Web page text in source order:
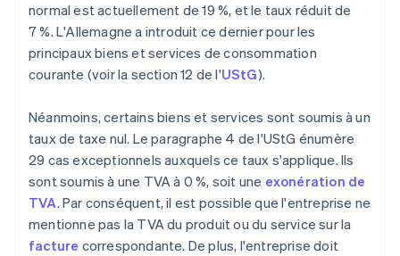
normal est actuellement de 19 %, et le taux réduit de
7 %. L'Allemagne a introduit ce dernier pour les
principaux biens et services de consommation
courante (voir la section 12 de l'UStG).
Néanmoins, certains biens et services sont soumis à un
taux de taxe nul. Le paragraphe 4 de l'UStG énumère
29 cas exceptionnels auxquels ce taux s'applique. Ils
sont soumis à une TVA à 0 %, soit une exonération de
TVA. Par conséquent, il est possible que l'entreprise ne
mentionne pas la TVA du produit ou du service sur la
facture correspondante. De plus, l'entreprise doit